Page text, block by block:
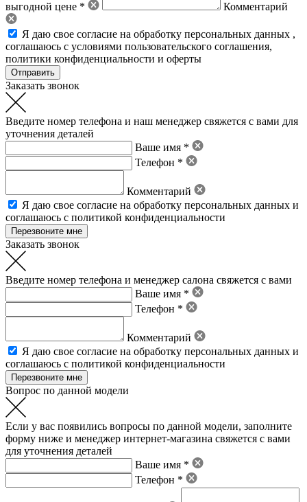
выгодной цене * Комментарий
Я даю свое согласие на обработку персональных данных ,
соглашаюсь с условиями пользовательского соглашения,
политики конфиденциальности и оферты
Заказать звонок
Введите номер телефона и наш менеджер свяжется с вами для
уточнения деталей
Ваше имя *
Телефон *
Комментарий
Я даю свое согласие на обработку персональных данных и
соглашаюсь с политикой конфиденциальности
Заказать звонок
Введите номер телефона и менеджер салона свяжется с вами
Ваше имя *
Телефон *
Комментарий
Я даю свое согласие на обработку персональных данных и
соглашаюсь с политикой конфиденциальности
Вопрос по данной модели
Если у вас появились вопросы по данной модели, заполните
форму ниже и менеджер интернет-магазина свяжется с вами
для уточнения деталей
Ваше имя *
Телефон *